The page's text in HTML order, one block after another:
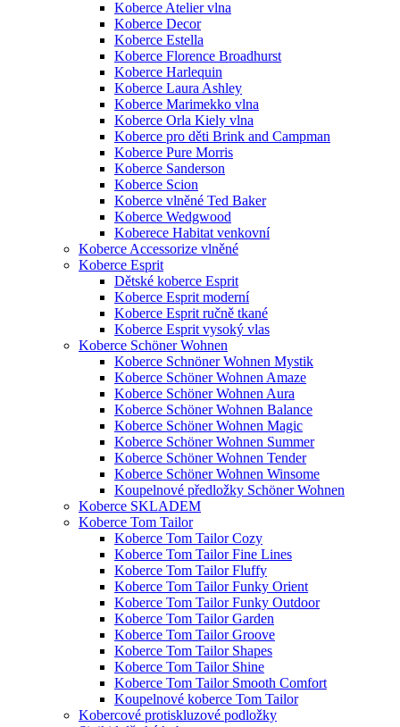
Koberce Atelier vlna
Koberce Decor
Koberce Estella
Koberce Florence Broadhurst
Koberce Harlequin
Koberce Laura Ashley
Koberce Marimekko vlna
Koberce Orla Kiely vlna
Koberce pro děti Brink and Campman
Koberce Pure Morris
Koberce Sanderson
Koberce Scion
Koberce vlněné Ted Baker
Koberce Wedgwood
Koberece Habitat venkovní
Koberce Accessorize vlněné
Koberce Esprit
Dětské koberce Esprit
Koberce Esprit moderní
Koberce Esprit ručně tkané
Koberce Esprit vysoký vlas
Koberce Schöner Wohnen
Koberce Schnöner Wohnen Mystik
Koberce Schöner Wohnen Amaze
Koberce Schöner Wohnen Aura
Koberce Schöner Wohnen Balance
Koberce Schöner Wohnen Magic
Koberce Schöner Wohnen Summer
Koberce Schöner Wohnen Tender
Koberce Schöner Wohnen Winsome
Koupelnové předložky Schöner Wohnen
Koberce SKLADEM
Koberce Tom Tailor
Koberce Tom Tailor Cozy
Koberce Tom Tailor Fine Lines
Koberce Tom Tailor Fluffy
Koberce Tom Tailor Funky Orient
Koberce Tom Tailor Funky Outdoor
Koberce Tom Tailor Garden
Koberce Tom Tailor Groove
Koberce Tom Tailor Shapes
Koberce Tom Tailor Shine
Koberce Tom Tailor Smooth Comfort
Koupelnové koberce Tom Tailor
Kobercové protiskluzové podložky